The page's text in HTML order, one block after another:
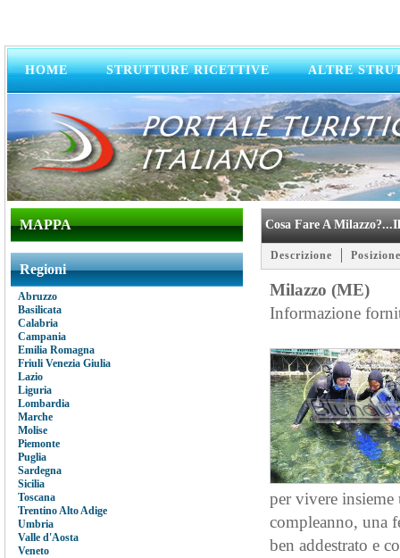
HOME STRUTTURE RICETTIVE ALTRE
MAPPA
Regioni
Abruzzo
Basilicata
Calabria
Campania
Emilia Romagna
Friuli Venezia Giulia
Lazio
Liguria
Lombardia
Marche
Molise
Piemonte
Puglia
Sardegna
Sicilia
Toscana
Trentino Alto Adige
Umbria
Valle d'Aosta
Veneto
Cosa Fare A
Descrizione
Milazzo (ME)
Informazione
per vivere insieme
compleanno, una
ben addestrato e